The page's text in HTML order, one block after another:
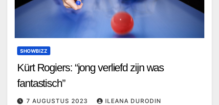
SHOWBIZZ
Kürt Rogiers: “jong verliefd zijn was
fantastisch”
7 AUGUSTUS 2023 ILEANA DURODIN